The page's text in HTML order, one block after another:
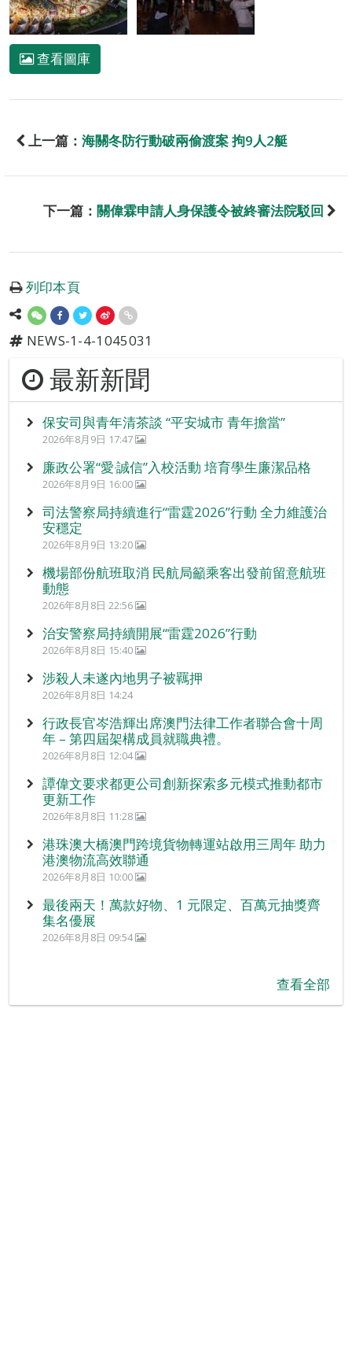
查看圖庫
上一篇： 海關冬防行動破兩偷渡案 拘9人2艇
下一篇： 關偉霖申請人身保護令被終審法院駁回
列印本頁
NEWS-1-4-1045031
最新新聞
保安司與青年清茶談 “平安城市 青年擔當”
2026年8月9日 17:47
廉政公署“愛‧誠信”入校活動 培育學生廉潔品格
2026年8月9日 16:00
司法警察局持續進行“雷霆2026”行動 全力維護治
安穩定
2026年8月9日 13:20
機場部份航班取消 民航局籲乘客出發前留意航班
動態
2026年8月8日 22:56
治安警察局持續開展“雷霆2026”行動
2026年8月8日 15:40
涉殺人未遂內地男子被羈押
2026年8月8日 14:24
行政長官岑浩輝出席澳門法律工作者聯合會十周
年 – 第四屆架構成員就職典禮。
2026年8月8日 12:04
譚偉文要求都更公司創新探索多元模式推動都市
更新工作
2026年8月8日 11:28
港珠澳大橋澳門跨境貨物轉運站啟用三周年 助力
港澳物流高效聯通
2026年8月8日 10:00
最後兩天！萬款好物、1 元限定、百萬元抽獎齊
集名優展
2026年8月8日 09:54
查看全部